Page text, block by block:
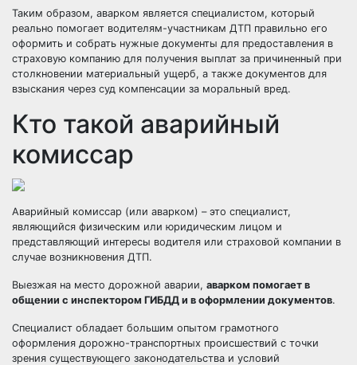
Таким образом, аварком является специалистом, который
реально помогает водителям-участникам ДТП правильно его
оформить и собрать нужные документы для предоставления в
страховую компанию для получения выплат за причиненный при
столкновении материальный ущерб, а также документов для
взыскания через суд компенсации за моральный вред.
Кто такой аварийный
комиссар
Аварийный комиссар (или аварком) – это специалист,
являющийся физическим или юридическим лицом и
представляющий интересы водителя или страховой компании в
случае возникновения ДТП.
Выезжая на место дорожной аварии, аварком помогает в
общении с инспектором ГИБДД и в оформлении документов.
Специалист обладает большим опытом грамотного
оформления дорожно-транспортных происшествий с точки
зрения существующего законодательства и условий